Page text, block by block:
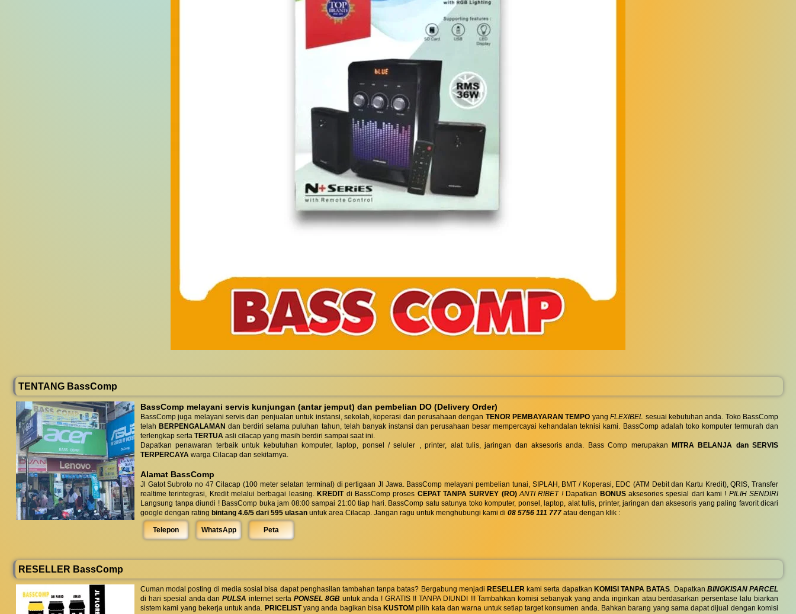
TENTANG BassComp
BassComp melayani servis kunjungan (antar jemput) dan pembelian DO (Delivery Order)
BassComp juga melayani servis dan penjualan untuk instansi, sekolah, koperasi dan perusahaan dengan TENOR PEMBAYARAN TEMPO yangFLEXIBEL sesuai kebutuhan anda. Toko BassComp
telah BERPENGALAMAN dan berdiri selama puluhan tahun, telah banyak instansi dan perusahaan besar mempercayai kehandalan teknisi kami. BassComp adalah toko komputer termurah dan
terlengkap serta TERTUA asli cilacap yang masih berdiri sampai saat ini.
Dapatkan penawaran terbaik untuk kebutuhan komputer, laptop, ponsel / seluler , printer, alat tulis, jaringan dan aksesoris anda. Bass Comp merupakan
MITRA BELANJA dan SERVIS
TERPERCAYA warga Cilacap dan sekitarnya.
Alamat BassComp
Jl Gatot Subroto no 47 Cilacap (100 meter selatan terminal) di pertigaan Jl Jawa. BassComp melayani pembelian tunai, SIPLAH, BMT / Koperasi, EDC (ATM Debit dan Kartu Kredit), QRIS, Transfer
realtime terintegrasi, Kredit melalui berbagai leasing. KREDITdi BassComp proses CEPAT TANPA SURVEY (RO) ANTI RIBET !Dapatkan BONUSaksesories spesial dari kami ! PILIH SENDIRI
Langsung tanpa diundi ! BassComp buka jam 08:00 sampai 21:00 tiap hari. BassComp satu satunya toko komputer, ponsel, laptop, alat tulis, printer, jaringan dan aksesoris yang paling favorit dicari
google dengan rating bintang 4.6/5 dari 595 ulasan untuk area Cilacap. Jangan ragu untuk menghubungi kami di 08 5756 111 777 atau dengan klik :
Telepon WhatsApp Peta
RESELLER BassComp
Cuman modal posting di media sosial bisa dapat penghasilan tambahan tanpa batas? Bergabung menjadi RESELLER kami serta dapatkan KOMISI TANPA BATAS. Dapatkan BINGKISAN PARCEL
di hari spesial anda danPULSA internet serta PONSEL 8GBuntuk anda ! GRATIS !! TANPA DIUNDI !!! Tambahkan komisi sebanyak yang anda inginkan atau berdasarkan persentase lalu biarkan
sistem kami yang bekerja untuk anda. PRICELISTyang anda bagikan bisa KUSTOM pilih kata dan warna untuk setiap target konsumen anda. Bahkan barang yang sama dapat dijual dengan komisi